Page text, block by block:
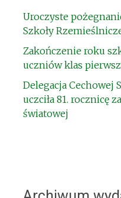
Uroczyste
Szkoły
Zakończenie roku
uczniów klas
Delegacja Cechowej
uczciła 81. rocznicę
światowej